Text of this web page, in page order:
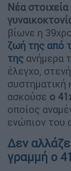
Νέα στοιχεία
βίωνε η
ζωή της από
της ανήμερα
έλεγχο,
συστηματική
ασκούσε ο
οποίος
ενώπιον του
Δεν
γραμμή ο